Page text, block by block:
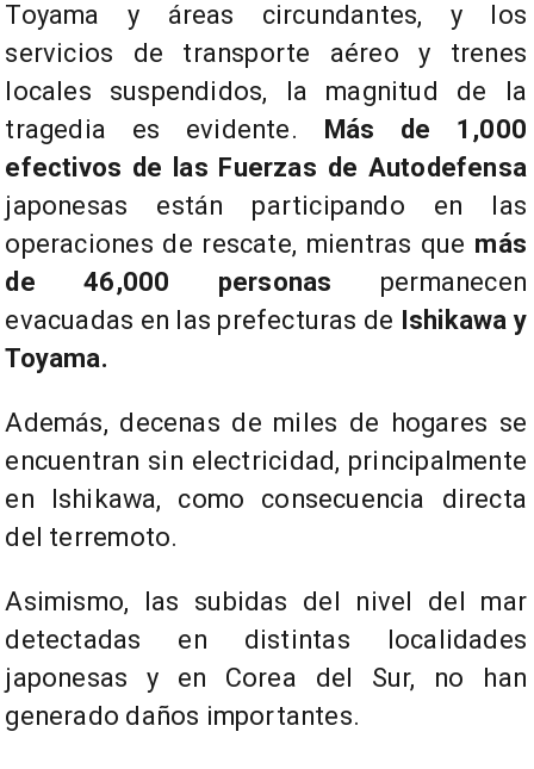
Toyama y áreas circundantes, y los
servicios de transporte aéreo y trenes
locales suspendidos, la magnitud de la
tragedia es evidente. Más de 1,000
efectivos de las Fuerzas de Autodefensa
japonesas están participando en las
operaciones de rescate, mientras que más
de 46,000 personas permanecen
evacuadas en las prefecturas de Ishikawa y
Toyama.
Además, decenas de miles de hogares se
encuentran sin electricidad, principalmente
en Ishikawa, como consecuencia directa
del terremoto.
Asimismo, las subidas del nivel del mar
detectadas en distintas localidades
japonesas y en Corea del Sur, no han
generado daños importantes.